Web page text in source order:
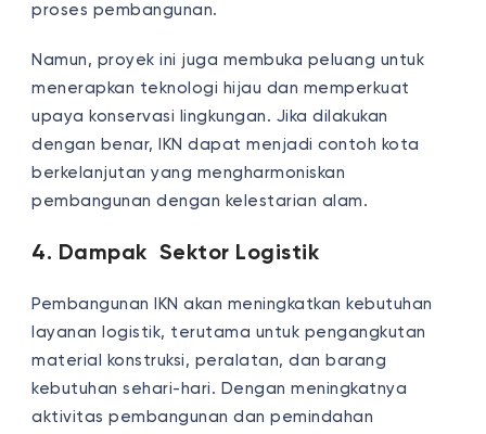
proses pembangunan.
Namun, proyek ini juga membuka peluang untuk
menerapkan teknologi hijau dan memperkuat
upaya konservasi lingkungan. Jika dilakukan
dengan benar, IKN dapat menjadi contoh kota
berkelanjutan yang mengharmoniskan
pembangunan dengan kelestarian alam.
4. Dampak Sektor Logistik
Pembangunan IKN akan meningkatkan kebutuhan
layanan logistik, terutama untuk pengangkutan
material konstruksi, peralatan, dan barang
kebutuhan sehari-hari. Dengan meningkatnya
aktivitas pembangunan dan pemindahan